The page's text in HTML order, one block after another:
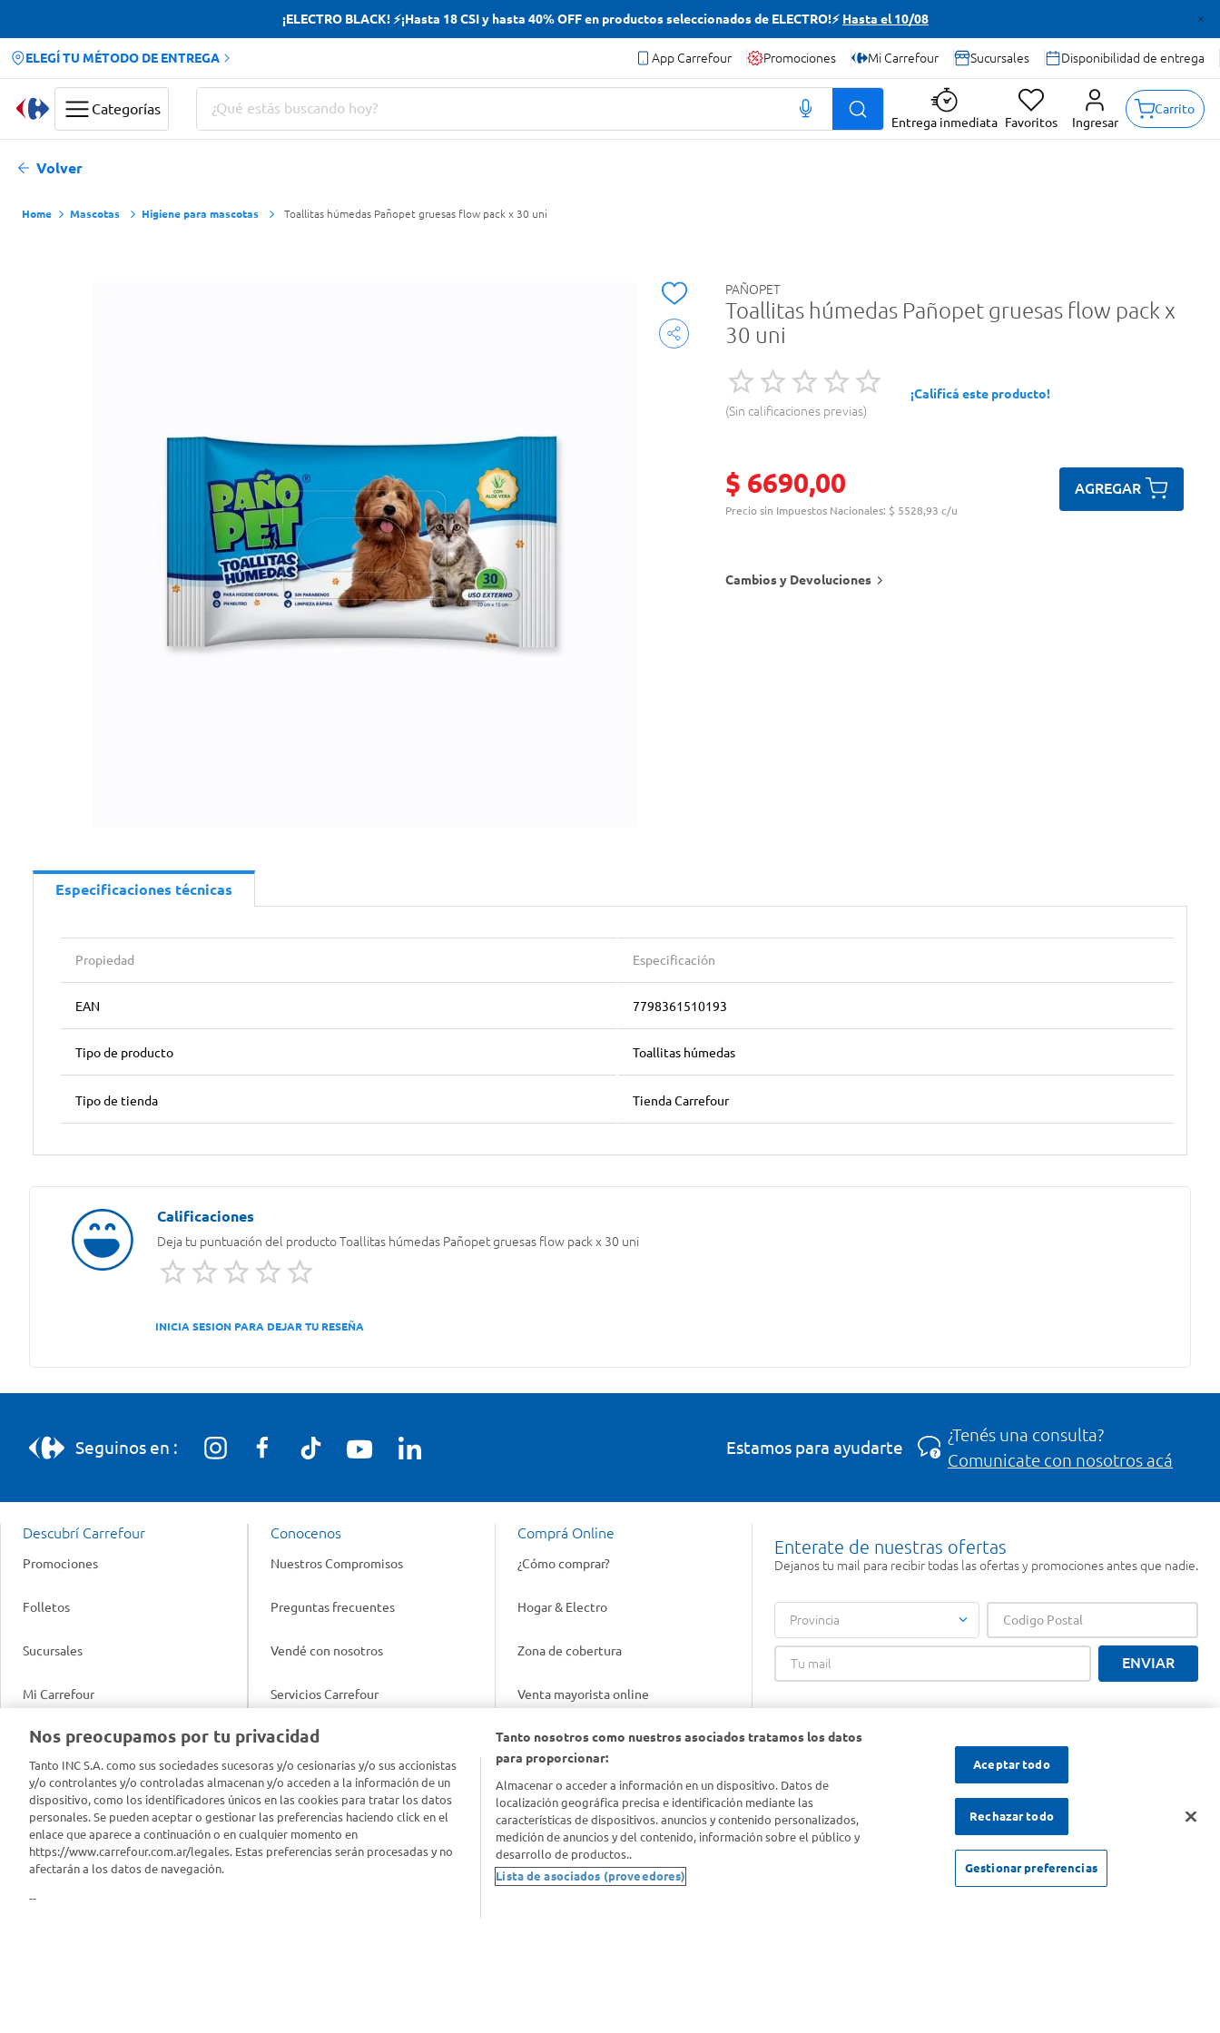
¡ELECTRO BLACK! ⚡¡Hasta 18 CSI y hasta 40% OFF en productos seleccionados de ELECTRO!⚡ Hasta el 10/08
ELEGÍ TU MÉTODO DE ENTREGA App Carrefour Promociones Mi Carrefour Sucursales Disponibilidad de entrega
Categorías
¿Qué estás buscando hoy?
Entrega inmediata Favoritos Ingresar
Carrito
Volver
Mascotas Higiene para mascotas Toallitas húmedas Pañopet gruesas flow pack x 30 uni
PAÑOPET
Toallitas húmedas Pañopet gruesas flow pack x
30 uni
Sin calificaciones previas
¡Calificá este producto!
$ 6690,00
Precio sin Impuestos Nacionales: $ 5528,93 c/u
AGREGAR
Cambios y Devoluciones
Especificaciones técnicas
Propiedad Especificación
EAN 7798361510193
Tipo de producto Toallitas húmedas
Tipo de tienda Tienda Carrefour
Deja tu puntuación del productoToallitas húmedas Pañopet gruesas flow pack x 30 uni
INICIA SESION PARA DEJAR TU RESEÑA
Seguinos en : Estamos para ayudarte
¿Tenés una consulta?
Comunicate con nosotros acá
Descubrí Carrefour
Promociones
Folletos
Sucursales
Mi Carrefour
Productos Carrefour
Tarjeta Mi Carrefour
Panel Carrefour
Puntos Verdes
Conocenos
Nuestros Compromisos
Preguntas frecuentes
Vendé con nosotros
Servicios Carrefour
Info útil
Tasas de interés
Contacto
Comprá Online
¿Cómo comprar?
Hogar & Electro
Zona de cobertura
Venta mayorista online
Gift cards empresariales
Enterate de nuestras ofertas
Dejanos tu mail para recibir todas las ofertas y promociones antes que nadie.
Provincia
ENVIAR
Nos preocupamos por tu privacidad
Tanto INC S.A. como sus sociedades sucesoras y/o cesionarias y/o sus accionistas
y/o controlantes y/o controladas almacenan y/o acceden a la información de un
dispositivo, como los identificadores únicos en las cookies para tratar los datos
personales. Se pueden aceptar o gestionar las preferencias haciendo click en el
enlace que aparece a continuación o en cualquier momento en
https://www.carrefour.com.ar/legales. Estas preferencias serán procesadas y no
afectarán a los datos de navegación.
--
Tanto nosotros como nuestros asociados tratamos los datos
para proporcionar:
Almacenar o acceder a información en un dispositivo. Datos de
localización geográfica precisa e identificación mediante las
características de dispositivos. anuncios y contenido personalizados,
medición de anuncios y del contenido, información sobre el público y
desarrollo de productos..
Lista de asociados (proveedores)
Aceptar todo
Rechazar todo
Gestionar preferencias
Términos más buscados